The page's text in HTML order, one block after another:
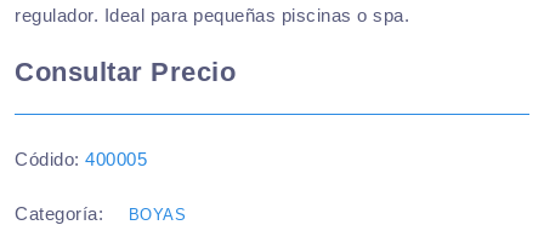
regulador. Ideal para pequeñas piscinas o spa.
Consultar Precio
Códido: 400005
Categoría: BOYAS